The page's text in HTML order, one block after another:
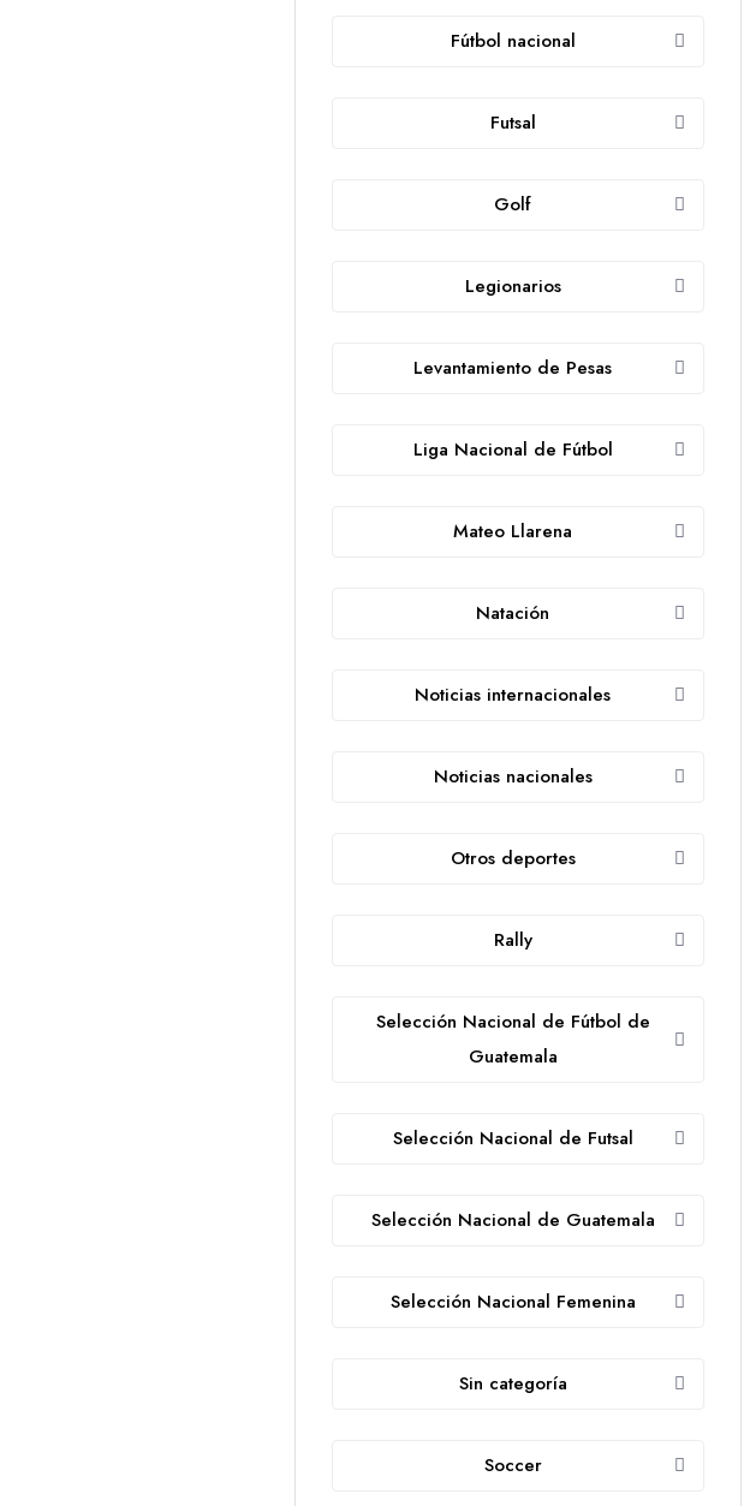
Fútbol nacional
Futsal
Golf
Legionarios
Levantamiento de Pesas
Liga Nacional de Fútbol
Mateo Llarena
Natación
Noticias internacionales
Noticias nacionales
Otros deportes
Rally
Selección Nacional de Fútbol de
Guatemala
Selección Nacional de Futsal
Selección Nacional de Guatemala
Selección Nacional Femenina
Sin categoría
Soccer